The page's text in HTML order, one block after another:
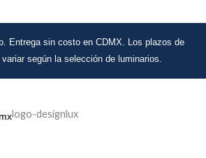
Entrega sin costo en CDMX. Los plazos de
variar según la selección de luminarios.